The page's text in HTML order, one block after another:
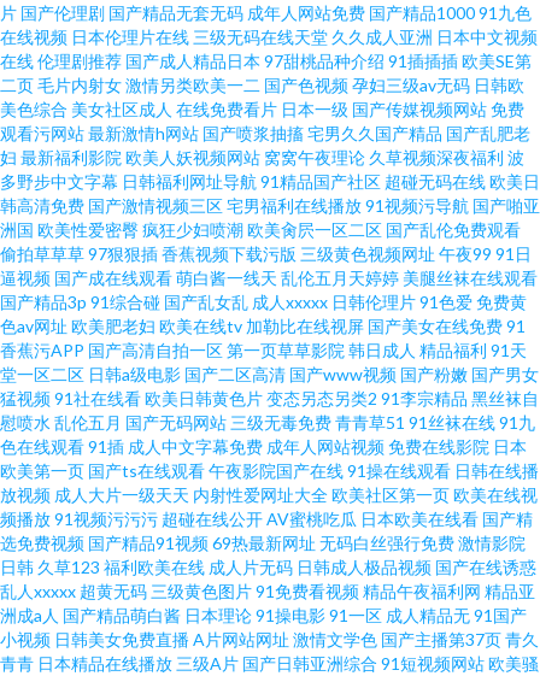
久久久久 免费看污网站 最新精品精彩国产99 欧美+亚洲+日韩 91短视频官网
欧美乱妇 性国产video 国偷自拍视频在线观看 亚洲欧美日韩大全 国产精品v
一区 亚洲伊人色播 精品久久午夜 一区二区三区黄网 卡通动漫第一页 中文字
幕精 免费在线观 91C0Ma 欧美另类偷拍欧美黑料 狠狠屌日屌 成年人午夜影
院 日韩精彩 国产+成+人+亚洲欧 四虎在线观看视频 国产精品拍国产拍拍偷 无
码人妻丰满熟妇区毛片蜜桃精品 成人免费网站www污污污在线看 中文字幕精
品一区二区 日本高清视频中文无码 国产不卡一区 婷婷激情五月 国产香蕉伊
人视频 亚洲成在人线a 韩国三级密爱 亚洲桃色综合 久久激情网 在线韩国 日本
一高清视频=区 国产专区亚洲精 亚洲日韩一区二 精品无码Av波多 伊人伊人伊
人aⅴ在线 玖玖偷情视频 国产簧片 一区二区三区欧美在线 美女裸露双乳给男
生吃 91免费网 殴美淫10 成都黄色片 日韩免费无码 国产91看片福利姬 AV草
片 国产伦理剧 国产精品无套无码 成年人网站免费 国产精品100091九色
在线视频 日本伦理片在线 三级无码在线天堂 久久成人亚洲 日本中文视频
在线伦理剧推荐 国产成人精品日本 97甜桃品种介绍 91插插插欧美SE第
二页毛片内射女激情另类欧美一二 国产色视频孕妇三级av无码 日韩欧
美色综合 美女社区成人 在线免费看片 日本一级 国产传媒视频网站免费
观看污网站最新激情h网站 国产喷浆抽搐宅男久久国产精品 国产乱肥老
妇 最新福利影院 欧美人妖视频网站 窝窝午夜理论 久草视频深夜福利 波
多野步中文字幕 日韩福利网址导航 91精品国产社区 超碰无码在线欧美日
韩高清免费 国产激情视频三区宅男福利在线播放91视频污导航 国产啪亚
洲国 欧美性爱密臀疯狂少妇喷潮欧美肏屄一区二区 国产乱伦免费观看
偷拍草草草97狠狠插香蕉视频下载污版 三级黄色视频网址 午夜99 91日
逼视频 国产成在线观看萌白酱一线天 乱伦五月天婷婷 美腿丝袜在线观看
国产精品3p 91综合碰 国产乱女乱 成人xxxxx 日韩伦理片91色爱免费黄
色av网址 欧美肥老妇 欧美在线tv 加勒比在线视屏 国产美女在线免费91
香蕉污APP 国产高清自拍一区第一页草草影院 韩日成人 精品福利 91天
堂一区二区 日韩a级电影 国产二区高清 国产www视频 国产粉嫩 国产男女
猛视频91社在线看欧美日韩黄色片变态另态另类2 91李宗精品 黑丝袜自
慰喷水 乱伦五月 国产无码网站 三级无毒免费青青草51 91丝袜在线91九
色在线观看91插 成人中文字幕免费 成年人网站视频免费在线影院 日本
欧美第一页 国产ts在线观看午夜影院国产在线91操在线观看 日韩在线播
放视频 成人大片一级天天 内射性爱网址大全欧美社区第一页欧美在线视
频播放91视频污污污 超碰在线公开AV蜜桃吃瓜 日本欧美在线看 国产精
选免费视频 国产精品91视频69热最新网址 无码白丝强行免费激情影院
日韩 久草123 福利欧美在线 成人片无码 日韩成人极品视频 国产在线诱惑
乱人xxxxx 超黄无码 三级黄色图片91免费看视频精品午夜福利网 精品亚
洲成a人 国产精品萌白酱 日本理论91操电影91一区 成人精品无91国产
小视频 日韩美女免费直播A片网站网址 激情文学色 国产主播第37页青久
青青 日本精品在线播放 三级A片 国产日韩亚洲综合 91短视频网站欧美骚